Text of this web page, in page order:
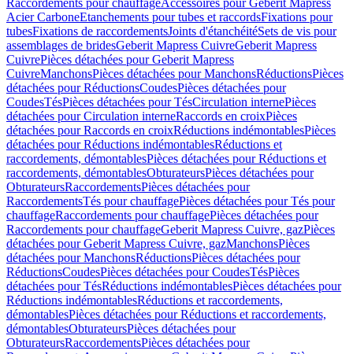
Raccordements pour chauffageAccessoires pour Geberit Mapress
Acier CarboneEtanchements pour tubes et raccordsFixations pour
tubesFixations de raccordementsJoints d'étanchéitéSets de vis pour
assemblages de bridesGeberit Mapress CuivreGeberit Mapress
CuivrePièces détachées pour Geberit Mapress
CuivreManchonsPièces détachées pour ManchonsRéductionsPièces
détachées pour RéductionsCoudesPièces détachées pour
CoudesTésPièces détachées pour TésCirculation internePièces
détachées pour Circulation interneRaccords en croixPièces
détachées pour Raccords en croixRéductions indémontablesPièces
détachées pour Réductions indémontablesRéductions et
raccordements, démontablesPièces détachées pour Réductions et
raccordements, démontablesObturateursPièces détachées pour
ObturateursRaccordementsPièces détachées pour
RaccordementsTés pour chauffagePièces détachées pour Tés pour
chauffageRaccordements pour chauffagePièces détachées pour
Raccordements pour chauffageGeberit Mapress Cuivre, gazPièces
détachées pour Geberit Mapress Cuivre, gazManchonsPièces
détachées pour ManchonsRéductionsPièces détachées pour
RéductionsCoudesPièces détachées pour CoudesTésPièces
détachées pour TésRéductions indémontablesPièces détachées pour
Réductions indémontablesRéductions et raccordements,
démontablesPièces détachées pour Réductions et raccordements,
démontablesObturateursPièces détachées pour
ObturateursRaccordementsPièces détachées pour